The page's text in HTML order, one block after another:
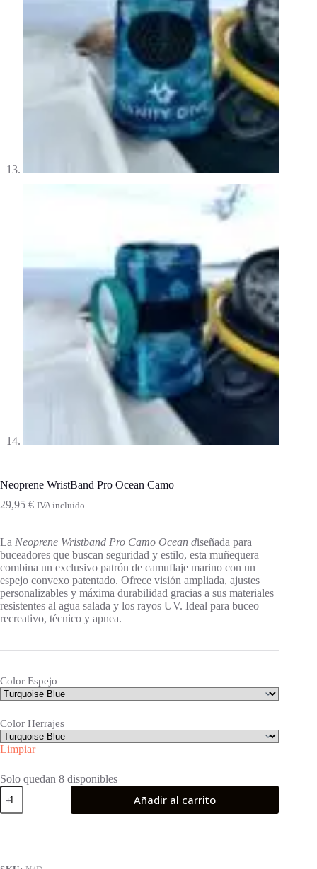
Neoprene WristBand Pro Ocean Camo
29,95 € IVA incluido
La Neoprene Wristband Pro Camo Ocean diseñada para
buceadores que buscan seguridad y estilo, esta muñequera
combina un exclusivo patrón de camuflaje marino con un
espejo convexo patentado. Ofrece visión ampliada, ajustes
personalizables y máxima durabilidad gracias a sus materiales
resistentes al agua salada y los rayos UV. Ideal para buceo
recreativo, técnico y apnea.
Color Espejo
Color Herrajes
Limpiar
Solo quedan 8 disponibles
Neoprene
WristBand
Pro
Camo
Añadir al carrito